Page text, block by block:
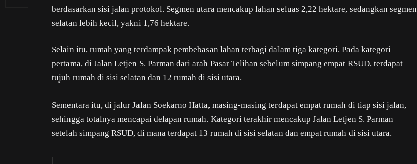
berdasarkan sisi jalan protokol. Segmen utara mencakup lahan seluas 2,22 hektare, sedangkan segmen
selatan lebih kecil, yakni 1,76 hektare.
Selain itu, rumah yang terdampak pembebasan lahan terbagi dalam tiga kategori. Pada kategori
pertama, di Jalan Letjen S. Parman dari arah Pasar Telihan sebelum simpang empat RSUD, terdapat
tujuh rumah di sisi selatan dan 12 rumah di sisi utara.
Sementara itu, di jalur Jalan Soekarno Hatta, masing-masing terdapat empat rumah di tiap sisi jalan,
sehingga totalnya mencapai delapan rumah. Kategori terakhir mencakup Jalan Letjen S. Parman
setelah simpang RSUD, di mana terdapat 13 rumah di sisi selatan dan empat rumah di sisi utara.